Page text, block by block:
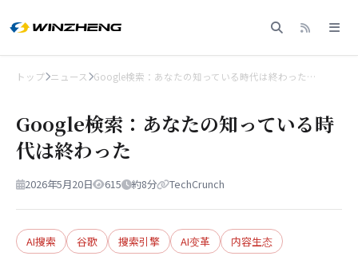
トップ ニュース Google検索：あなたの知っている時代は終わった…
Google検索：あなたの知っている時
代は終わった
2026年5月20日 615 約8分 TechCrunch
AI搜索 谷歌 搜索引擎 AI变革 内容生态